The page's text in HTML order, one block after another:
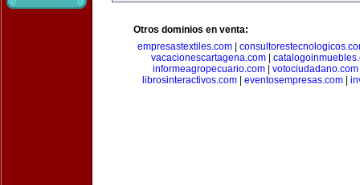
Otros dominios en venta:
empresastextiles.com|
vacacionescartagena.com
informeagropecuario.com| votociudadano.com
librosinteractivos.com| eventosempresas.com|